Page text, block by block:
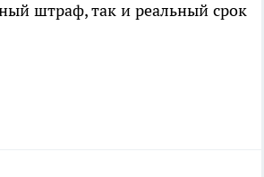
штраф, так и реальный срок